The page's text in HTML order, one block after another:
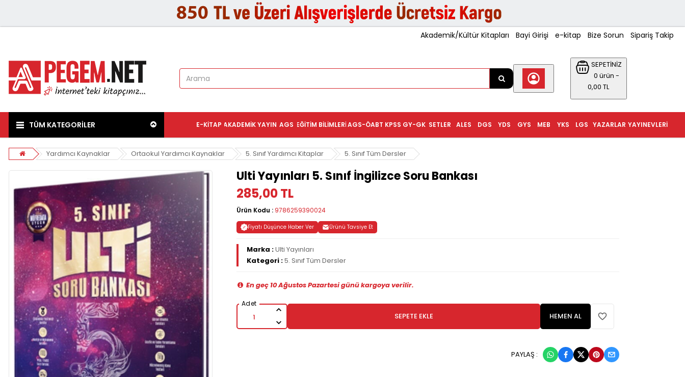
Akademik/Kültür Kitapları Bayi Girişi e-kitap Bize Sorun Sipariş Takip
SEPETİNİZ
0 ürün -
0,00 TL
TÜM KATEGORİLER YAYINEVLERI
YAZARLAR
LGS
YKS
MEB
GYS
YDS
DGS
ALES
SETLER
KPSS GY-GK
AGS-ÖABT
EĞITIM BILIMLERI
AGS
AKADEMIK YAYIN
E-KITAP
Yardımcı Kaynaklar Ortaokul Yardımcı Kaynaklar 5. Sınıf Yardımcı Kitaplar 5. Sınıf Tüm Dersler
Ulti Yayınları 5. Sınıf İngilizce Soru Bankası
285,00 TL
Ürün Kodu : 9786259390024
Fiyatı Düşünce Haber Ver Ürünü Tavsiye Et
Marka :Ulti Yayınları
Kategori :5. Sınıf Tüm Dersler
En geç 10 Ağustos Pazartesi günü kargoya verilir.
SEPETE EKLE HEMEN AL
PAYLAŞ :